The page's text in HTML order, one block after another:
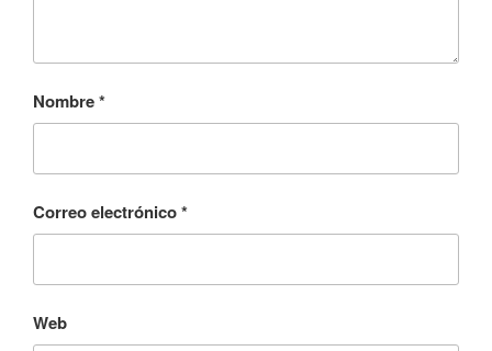
Nombre*
Correo electrónico*
Web